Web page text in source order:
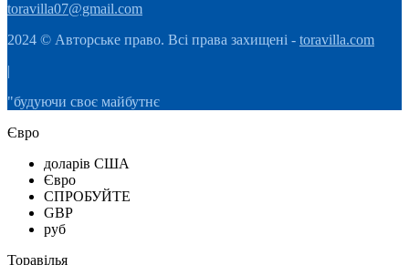
toravilla07@gmail.com
2024 © Авторське право. Всі права захищені - toravilla.com
|
"будуючи своє майбутнє
Євро
доларів США
Євро
СПРОБУЙТЕ
GBP
руб
Торавілья